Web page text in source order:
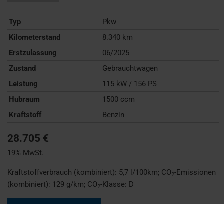
Typ
Pkw
Kilometerstand
8.340 km
Erstzulassung
06/2025
Zustand
Gebrauchtwagen
Leistung
115 kW / 156 PS
Hubraum
1500 ccm
Kraftstoff
Benzin
28.705 €
19% MwSt.
Kraftstoffverbrauch (kombiniert): 5,7 l/100km; CO2-Emissionen
(kombiniert): 129 g/km; CO2-Klasse: D